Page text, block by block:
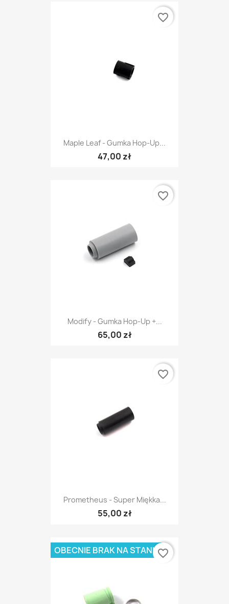
Maple Leaf - Gumka Hop-Up...
47,00 zł
favorite_border
Modify - Gumka Hop-Up +...
65,00 zł
favorite_border
Prometheus - Super Miękka...
55,00 zł
favorite_border
OBECNIE BRAK NA STANIEfavorite_border